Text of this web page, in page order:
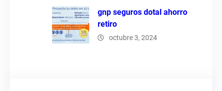
gnp seguros dotal ahorro
retiro
octubre 3, 2024